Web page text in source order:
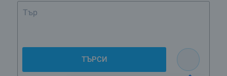
Търся да наем
ТЪРСИ